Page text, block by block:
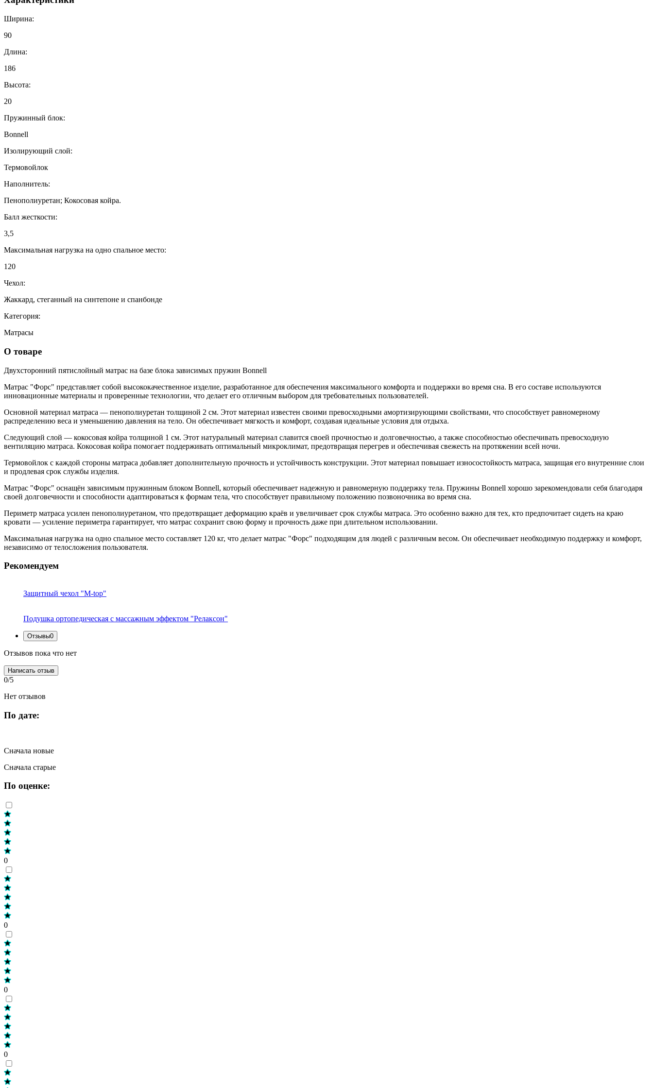
Ширина:
90
Длина:
186
Высота:
20
Пружинный блок:
Bonnell
Изолирующий слой:
Термовойлок
Наполнитель:
Пенополиуретан; Кокосовая койра.
Балл жесткости:
3,5
Максимальная нагрузка на одно спальное место:
120
Чехол:
Жаккард, стеганный на синтепоне и спанбонде
Категория:
Матрасы
О товаре
Двухсторонний пятислойный матрас на базе блока зависимых пружин Bonnell
Матрас "Форс" представляет собой высококачественное изделие, разработанное для обеспечения максимального комфорта и поддержки во время сна. В его составе используются
инновационные материалы и проверенные технологии, что делает его отличным выбором для требовательных пользователей.
Основной материал матраса — пенополиуретан толщиной 2 см. Этот материал известен своими превосходными амортизирующими свойствами, что способствует равномерному
распределению веса и уменьшению давления на тело. Он обеспечивает мягкость и комфорт, создавая идеальные условия для отдыха.
Следующий слой — кокосовая койра толщиной 1 см. Этот натуральный материал славится своей прочностью и долговечностью, а также способностью обеспечивать превосходную
вентиляцию матраса. Кокосовая койра помогает поддерживать оптимальный микроклимат, предотвращая перегрев и обеспечивая свежесть на протяжении всей ночи.
Термовойлок с каждой стороны матраса добавляет дополнительную прочность и устойчивость конструкции. Этот материал повышает износостойкость матраса, защищая его внутренние слои
и продлевая срок службы изделия.
Матрас "Форс" оснащён зависимым пружинным блоком Bonnell, который обеспечивает надежную и равномерную поддержку тела. Пружины Bonnell хорошо зарекомендовали себя благодаря
своей долговечности и способности адаптироваться к формам тела, что способствует правильному положению позвоночника во время сна.
Периметр матраса усилен пенополиуретаном, что предотвращает деформацию краёв и увеличивает срок службы матраса. Это особенно важно для тех, кто предпочитает сидеть на краю
кровати — усиление периметра гарантирует, что матрас сохранит свою форму и прочность даже при длительном использовании.
Максимальная нагрузка на одно спальное место составляет 120 кг, что делает матрас "Форс" подходящим для людей с различным весом. Он обеспечивает необходимую поддержку и комфорт,
независимо от телосложения пользователя.
Рекомендуем
Защитный чехол "M-top"
Подушка ортопедическая с массажным эффектом "Релаксон"
Отзывы0
Отзывов пока что нет
Написать отзыв
0/5
Нет отзывов
По дате:
Сначала новые
Сначала старые
По оценке:
0
0
0
0